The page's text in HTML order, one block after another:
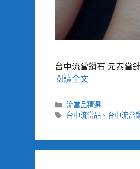
台中流當鑽石 元泰當
閱讀全文
分
類
流當品精選
標
台中流當品 、 台中流當